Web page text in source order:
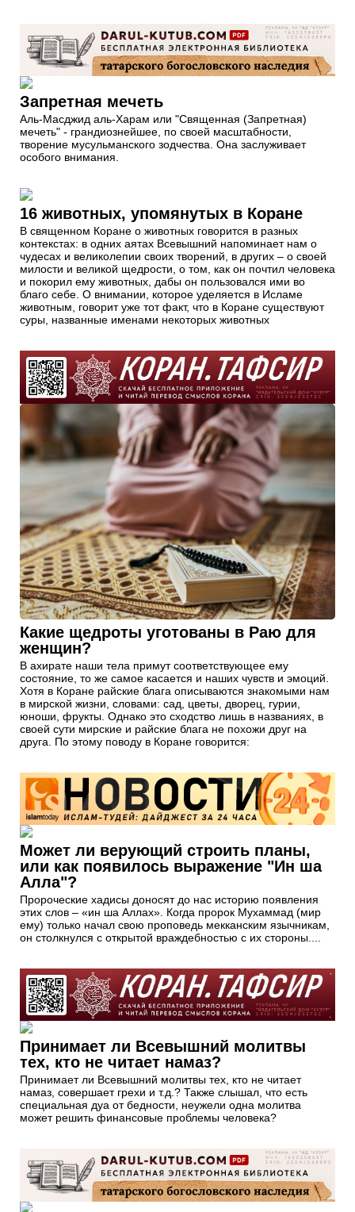
Запретная мечеть
Аль-Масджид аль-Харам или "Священная (Запретная)
мечеть" - грандиознейшее, по своей масштабности,
творение мусульманского зодчества. Она заслуживает
особого внимания.
16 животных, упомянутых в Коране
В священном Коране о животных говорится в разных
контекстах: в одних аятах Всевышний напоминает нам о
чудесах и великолепии своих творений, в других – о своей
милости и великой щедрости, о том, как он почтил человека
и покорил ему животных, дабы он пользовался ими во
благо себе. О внимании, которое уделяется в Исламе
животным, говорит уже тот факт, что в Коране существуют
суры, названные именами некоторых животных
Какие щедроты уготованы в Раю для
женщин?
В ахирате наши тела примут соответствующее ему
состояние, то же самое касается и наших чувств и эмоций.
Хотя в Коране райские блага описываются знакомыми нам
в мирской жизни, словами: сад, цветы, дворец, гурии,
юноши, фрукты. Однако это сходство лишь в названиях, в
своей сути мирские и райские блага не похожи друг на
друга. По этому поводу в Коране говорится:
Может ли верующий строить планы,
или как появилось выражение "Ин ша
Алла"?
Пророческие хадисы доносят до нас историю появления
этих слов – «ин ша Аллах». Когда пророк Мухаммад (мир
ему) только начал свою проповедь мекканским язычникам,
он столкнулся с открытой враждебностью с их стороны....
Принимает ли Всевышний молитвы
тех, кто не читает намаз?
Принимает ли Всевышний молитвы тех, кто не читает
намаз, совершает грехи и т.д.? Также слышал, что есть
специальная дуа от бедности, неужели одна молитва
может решить финансовые проблемы человека?